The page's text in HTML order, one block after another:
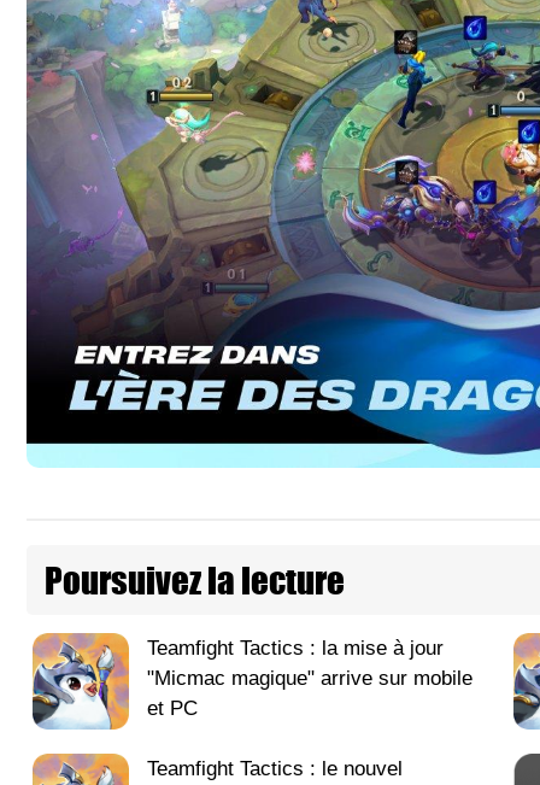
Poursuivez la lecture
Teamfight Tactics : la mise à jour
"Micmac magique" arrive sur mobile
et PC
Teamfight Tactics : le nouvel